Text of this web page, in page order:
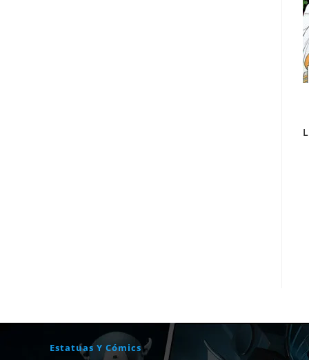
Estatuas Y Cómics